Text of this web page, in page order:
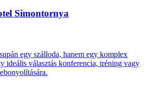
Simontornya
egy szálloda, hanem egy komplex
ideális választás konferencia, tréning vagy